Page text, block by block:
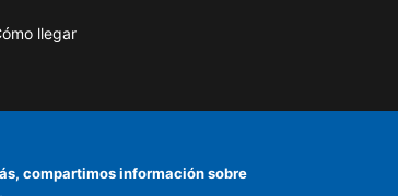
llegar
compartimos información sobre